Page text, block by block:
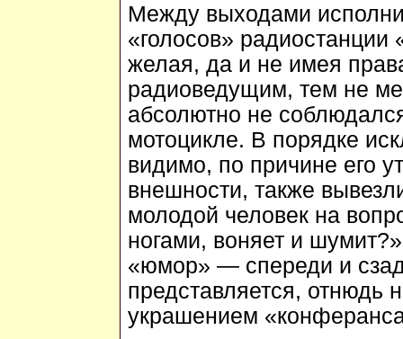
Между выходами
«голосов»
желая, да и не имея
радиоведущим, тем не
абсолютно не
мотоцикле. В порядке
видимо, по причине его
внешности, также
молодой человек на
ногами, воняет и
«юмор» — спереди и
представляется, отнюдь
украшением